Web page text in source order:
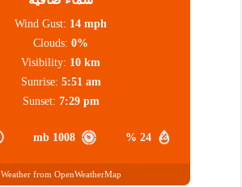
24 %
1008 mb
Wind Gust: 14 mph
Clouds: 0%
Visibility: 10 km
Sunrise: 5:51 am
Sunset: 7:29 pm
Weather from OpenWeatherMap